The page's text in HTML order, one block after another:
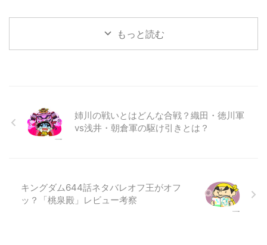
価？
もっと読む
姉川の戦いとはどんな合戦？織田・徳川軍
vs浅井・朝倉軍の駆け引きとは？
キングダム644話ネタバレオフ王がオフ
ッ？「桃泉殿」レビュー考察